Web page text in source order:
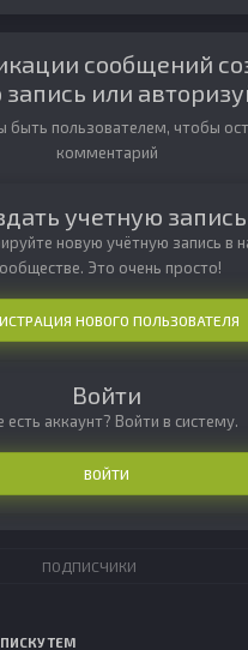
сообщений
или
пользователем, чтобы
комментарий
учетную запись
новую учётную запись в
Это очень просто!
НОВОГО ПОЛЬЗОВАТЕЛЯ
Войти
есть аккаунт? Войти в систему.
ВОЙТИ
ПОДПИСЧИКИ
ТЕМ